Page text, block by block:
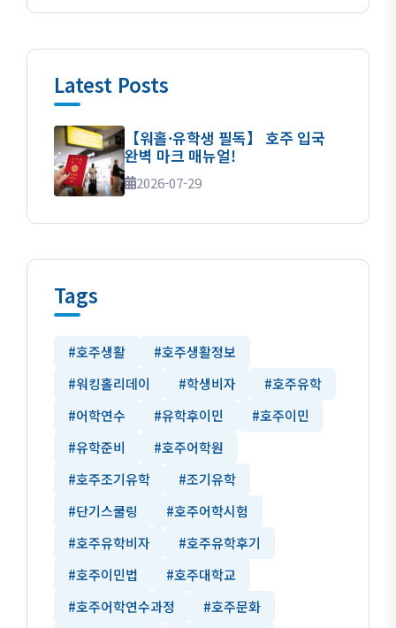
Latest Posts
【워홀·유학생 필독】 호주 입국
완벽 마크 매뉴얼!
2026-07-29
Tags
#호주생활
#호주생활정보
#워킹홀리데이
#학생비자
#호주유학
#어학연수
#유학후이민
#호주이민
#유학준비
#호주어학원
#호주조기유학
#조기유학
#단기스쿨링
#호주어학시험
#호주유학비자
#호주유학후기
#호주이민법
#호주대학교
#호주어학연수과정
#호주문화